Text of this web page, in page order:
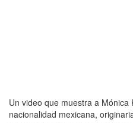
Un video que muestra a
nacionalidad mexicana,